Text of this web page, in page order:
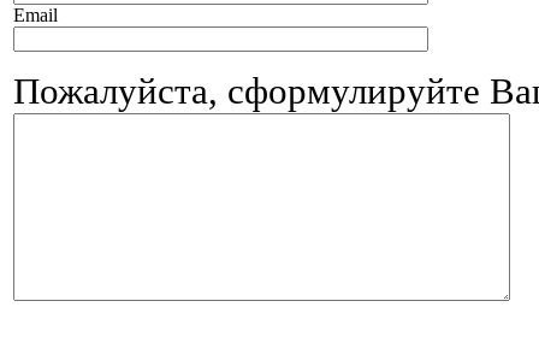
Email
Пожалуйста, сформулируйте